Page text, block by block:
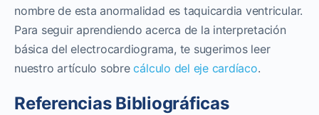
nombre de esta anormalidad es taquicardia ventricular.
Para seguir aprendiendo acerca de la interpretación
básica del electrocardiograma, te sugerimos leer
nuestro artículo sobrecálculo del eje cardíaco.
Referencias Bibliográficas